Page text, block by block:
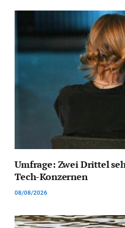
Umfrage: Zwei Drittel
Tech-Konzernen
08/08/2026